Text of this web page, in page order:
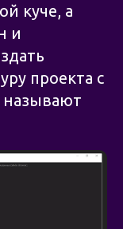
куче, а
и
проекта с